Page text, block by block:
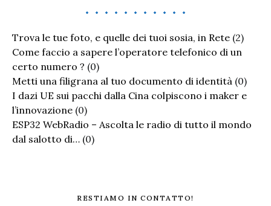
Trova le tue foto, e quelle dei tuoi sosia, in Rete (2)
Come faccio a sapere l’operatore telefonico di un
certo numero ? (0)
Metti una filigrana al tuo documento di identità (0)
I dazi UE sui pacchi dalla Cina colpiscono i maker e
l’innovazione (0)
ESP32 WebRadio – Ascolta le radio di tutto il mondo
dal salotto di… (0)
RESTIAMO IN CONTATTO!